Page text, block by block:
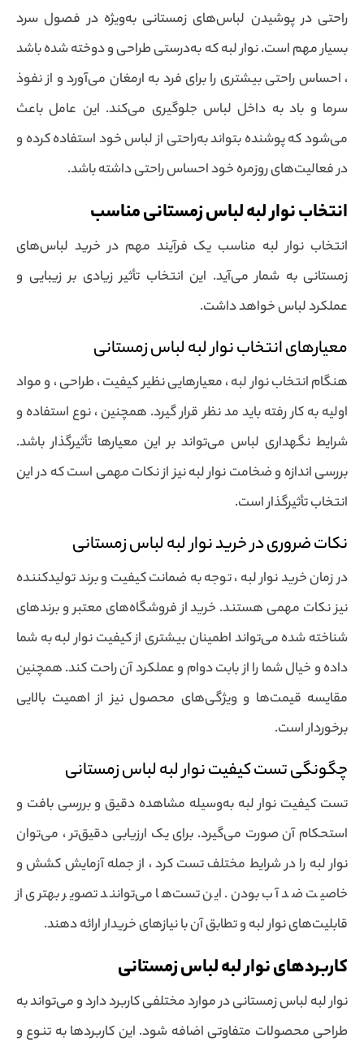
راحتی در پوشیدن لباس‌های زمستانی به‌ویژه در فصول سرد
بسیار مهم است. نوار لبه که به‌درستی طراحی و دوخته شده باشد
، احساس راحتی بیشتری را برای فرد به ارمغان می‌آورد و از نفوذ
سرما و باد به داخل لباس جلوگیری می‌کند. این عامل باعث
می‌شود که پوشنده بتواند به‌راحتی از لباس خود استفاده کرده و
در فعالیت‌های روزمره خود احساس راحتی داشته باشد.
انتخاب نوار لبه لباس زمستانی مناسب
انتخاب نوار لبه مناسب یک فرآیند مهم در خرید لباس‌های
زمستانی به شمار می‌آید. این انتخاب تأثیر زیادی بر زیبایی و
عملکرد لباس خواهد داشت.
معیارهای انتخاب نوار لبه لباس زمستانی
هنگام انتخاب نوار لبه ، معیارهایی نظیر کیفیت ، طراحی ، و مواد
اولیه به کار رفته باید مد نظر قرار گیرد. همچنین ، نوع استفاده و
شرایط نگهداری لباس می‌تواند بر این معیارها تأثیرگذار باشد.
بررسی اندازه و ضخامت نوار لبه نیز از نکات مهمی است که در این
انتخاب تأثیرگذار است.
نکات ضروری در خرید نوار لبه لباس زمستانی
در زمان خرید نوار لبه ، توجه به ضمانت کیفیت و برند تولیدکننده
نیز نکات مهمی هستند. خرید از فروشگاه‌های معتبر و برندهای
شناخته شده می‌تواند اطمینان بیشتری از کیفیت نوار لبه به شما
داده و خیال شما را از بابت دوام و عملکرد آن راحت کند. همچنین
مقایسه قیمت‌ها و ویژگی‌های محصول نیز از اهمیت بالایی
برخوردار است.
چگونگی تست کیفیت نوار لبه لباس زمستانی
تست کیفیت نوار لبه به‌وسیله مشاهده دقیق و بررسی بافت و
استحکام آن صورت می‌گیرد. برای یک ارزیابی دقیق‌تر ، می‌توان
نوار لبه را در شرایط مختلف تست کرد ، از جمله آزمایش کشش و
خاصیت ضد آب بودن. این تست‌ها می‌توانند تصویر بهتری از
قابلیت‌های نوار لبه و تطابق آن با نیازهای خریدار ارائه دهند.
کاربردهای نوار لبه لباس زمستانی
نوار لبه لباس زمستانی در موارد مختلفی کاربرد دارد و می‌تواند به
طراحی محصولات متفاوتی اضافه شود. این کاربردها به تنوع و